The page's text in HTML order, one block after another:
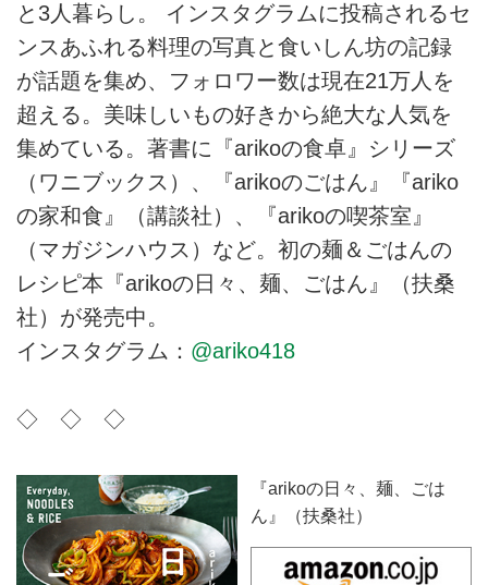
と3人暮らし。 インスタグラムに投稿されるセ
ンスあふれる料理の写真と食いしん坊の記録
が話題を集め、フォロワー数は現在21万人を
超える。美味しいもの好きから絶大な人気を
集めている。著書に『arikoの食卓』シリーズ
（ワニブックス）、『arikoのごはん』『ariko
の家和食』（講談社）、『arikoの喫茶室』
（マガジンハウス）など。初の麺＆ごはんの
レシピ本『arikoの日々、麺、ごはん』（扶桑
社）が発売中。
インスタグラム： @ariko418
◇ ◇ ◇
『arikoの日々、麺、ごは
ん』（扶桑社）